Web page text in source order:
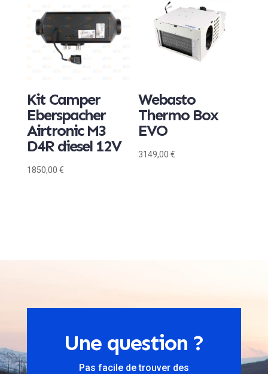
Kit Camper
Eberspacher
Airtronic M3
D4R diesel 12V
1850,00 €
Webasto
Thermo Box
EVO
3149,00€
Une question ?
Pas facile de trouver des